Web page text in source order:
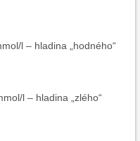
l – hladina „hodného“
l – hladina „zlého“